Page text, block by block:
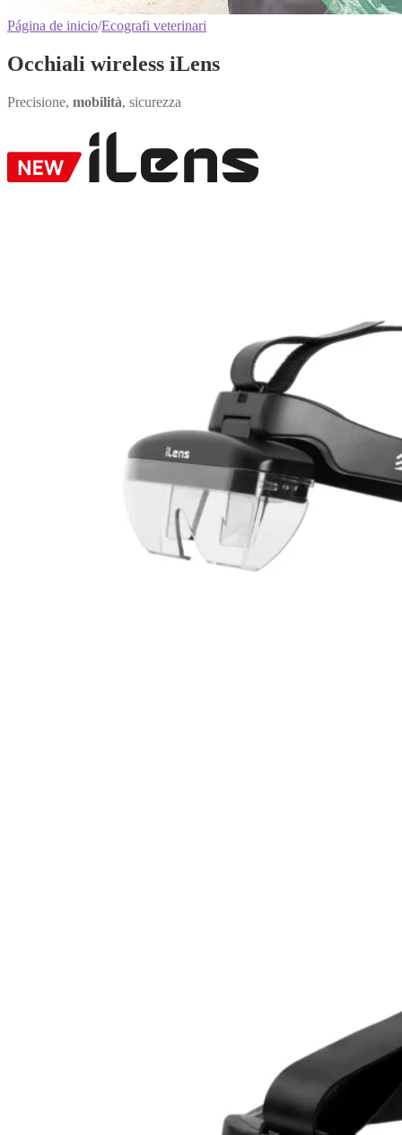
Página de inicio/Ecografi veterinari
Occhiali wireless iLens
Precisione, mobilità, sicurezza